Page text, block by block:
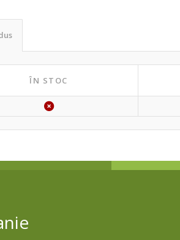
ÎN STOC